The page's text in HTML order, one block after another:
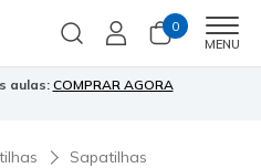
0
MENU
para membrosInscreve-te
Sapatilhas